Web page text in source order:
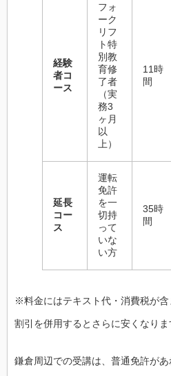
経験
者コ
ース
フォ
ーク
リフ
ト特
別教
育修
了者
（実
務3
ヶ月
以
上）
11時
間
延長
コー
ス
運転
免許
を一
切持
って
いな
い方
35時
間
※料金にはテキスト代・消費税が
割引を併用するとさらに安くなりま
鎌倉周辺での受講は、普通免許が